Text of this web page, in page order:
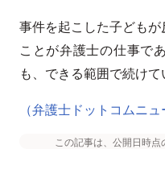
事件を起こした子ども
ことが弁護士の仕事で
も、できる範囲で続け
（弁護士ドットコムニュ
この記事は、公開日時点